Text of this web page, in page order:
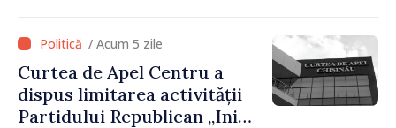
stimulente de peste 28 de
milioane de lei oferite de
Guvern
/ Acum 5 zile
Curtea de Apel Centru a
dispus limitarea activității
Partidului Republican „Inima